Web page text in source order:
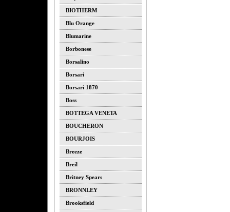
BIOTHERM
Blu Orange
Blumarine
Borbonese
Borsalino
Borsari
Borsari 1870
Boss
BOTTEGA VENETA
BOUCHERON
BOURJOIS
Breeze
Breil
Britney Spears
BRONNLEY
Brooksfield